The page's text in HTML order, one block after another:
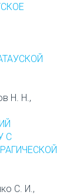
Н. Н.,
С
С. И.,